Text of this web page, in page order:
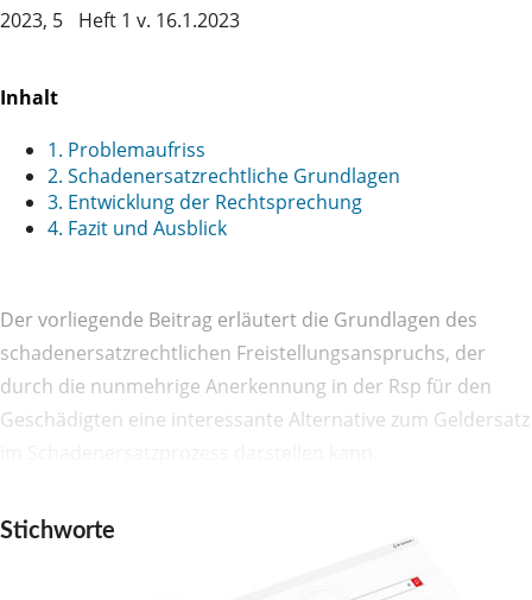
2023, 5
Heft 1 v. 16.1.2023
Inhalt
1. Problemaufriss
2. Schadenersatzrechtliche Grundlagen
3. Entwicklung der Rechtsprechung
4. Fazit und Ausblick
Der vorliegende Beitrag erläutert die Grundlagen des
schadenersatzrechtlichen Freistellungsanspruchs, der
durch die nunmehrige Anerkennung in der Rsp für den
Geschädigten eine interessante Alternative zum Geldersatz
Stichworte